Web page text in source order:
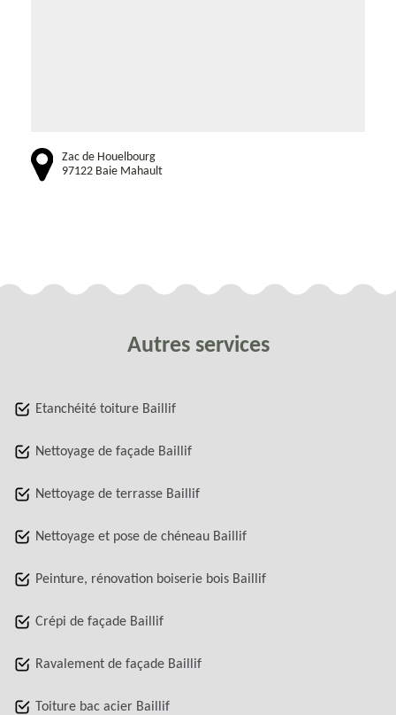
Zac de Houelbourg
97122 Baie Mahault
Autres services
Etanchéité toiture Baillif
Nettoyage de façade Baillif
Nettoyage de terrasse Baillif
Nettoyage et pose de chéneau Baillif
Peinture, rénovation boiserie bois Baillif
Crépi de façade Baillif
Ravalement de façade Baillif
Toiture bac acier Baillif